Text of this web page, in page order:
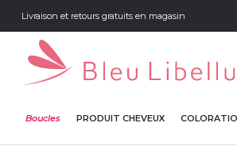
Livraison et retours gratuits en magasin
Boucles PRODUIT CHEVEUX